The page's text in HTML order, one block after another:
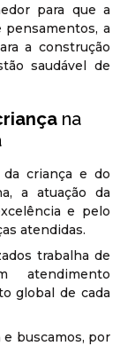
para que a
pensamentos, a
a construção
saudável de
na
criança e do
a atuação da
e pelo
atendidas.
trabalha de
atendimento
global de cada
buscamos, por